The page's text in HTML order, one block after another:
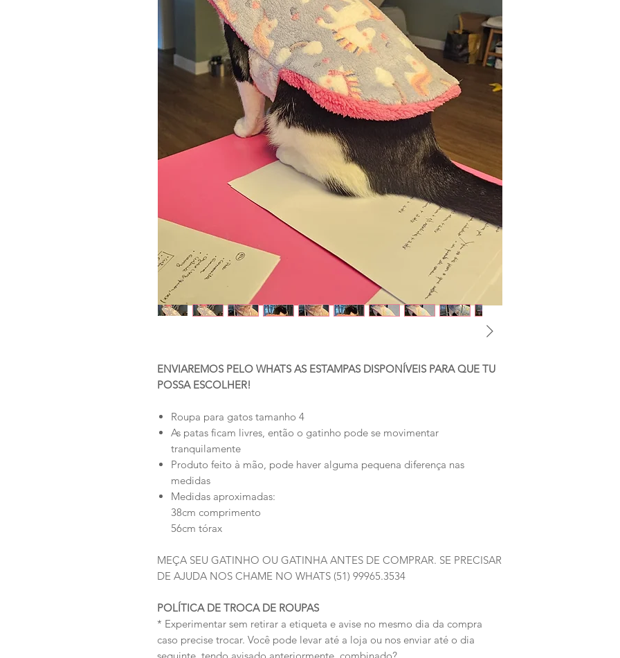
ENVIAREMOS PELO WHATS AS ESTAMPAS DISPONÍVEIS PARA QUE TU
POSSA ESCOLHER!
Roupa para gatos tamanho 4
As patas ficam livres, então o gatinho pode se movimentar
tranquilamente
Produto feito à mão, pode haver alguma pequena diferença nas
medidas
Medidas aproximadas:
38cm comprimento
56cm tórax
MEÇA SEU GATINHO OU GATINHA ANTES DE COMPRAR. SE PRECISAR
DE AJUDA NOS CHAME NO WHATS (51) 99965.3534
POLÍTICA DE TROCA DE ROUPAS
* Experimentar sem retirar a etiqueta e avise no mesmo dia da compra
caso precise trocar. Você pode levar até a loja ou nos enviar até o dia
seguinte, tendo avisado anteriormente, combinado?